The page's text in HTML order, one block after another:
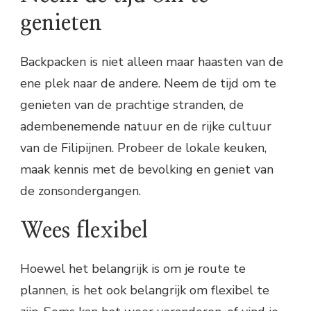
genieten
Backpacken is niet alleen maar haasten van de
ene plek naar de andere. Neem de tijd om te
genieten van de prachtige stranden, de
adembenemende natuur en de rijke cultuur
van de Filipijnen. Probeer de lokale keuken,
maak kennis met de bevolking en geniet van
de zonsondergangen.
Wees flexibel
Hoewel het belangrijk is om je route te
plannen, is het ook belangrijk om flexibel te